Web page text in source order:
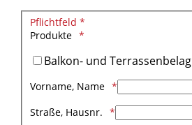
Pflichtfeld *
Produkte
Balkon- und Terrassenbelag
Vorname, Name
Straße, Hausnr.